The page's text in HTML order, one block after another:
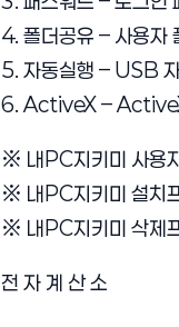
4. 폴더공유 – 사용자
5. 자동실행 – USB
6. ActiveX –
※ 내PC지키미 사용
※ 내PC지키미 설치
※ 내PC지키미 삭제
전 자 계 산 소